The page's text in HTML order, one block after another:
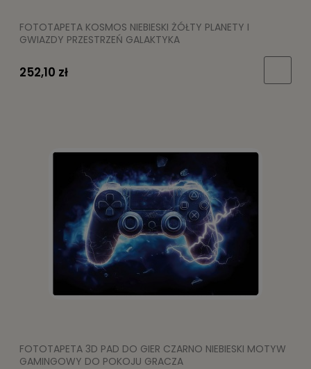
FOTOTAPETA KOSMOS NIEBIESKI ŻÓŁTY PLANETY I
GWIAZDY PRZESTRZEŃ GALAKTYKA
252,10 zł
FOTOTAPETA 3D PAD DO GIER CZARNO NIEBIESKI MOTYW
GAMINGOWY DO POKOJU GRACZA